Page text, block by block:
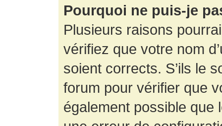
Pourquoi ne puis-je
Plusieurs raisons
vérifiez que votre nom
soient corrects. S’ils le
forum pour vérifier que
également possible que